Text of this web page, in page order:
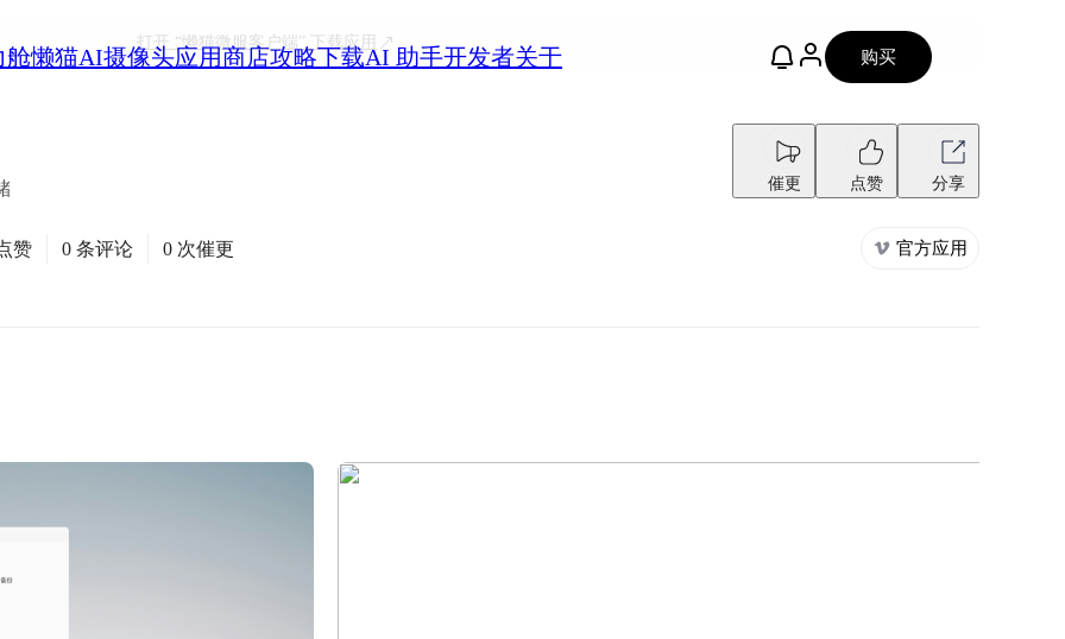
舱懒猫AI摄像头应用商店攻略下载AI 助手开发者关于 购买
打开 “懒猫微服客户端”下载应用
催更 点赞 分享
赞 0 条评论 0 次催更 官方应用